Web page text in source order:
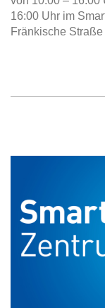
16:00 Uhr im
Fränkische